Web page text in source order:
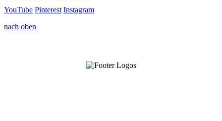
YouTube Pinterest Instagram
nach oben